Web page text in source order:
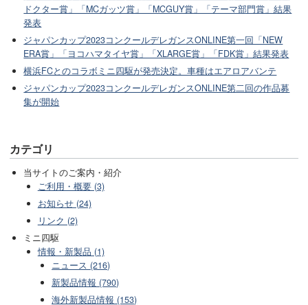
ドクター賞」「MCガッツ賞」「MCGUY賞」「テーマ部門賞」結果
発表
ジャパンカップ2023コンクールデレガンスONLINE第一回「NEW
ERA賞」「ヨコハマタイヤ賞」「XLARGE賞」「FDK賞」結果発表
横浜FCとのコラボミニ四駆が発売決定。車種はエアロアバンテ
ジャパンカップ2023コンクールデレガンスONLINE第二回の作品募
集が開始
カテゴリ
当サイトのご案内・紹介
ご利用・概要 (3)
お知らせ (24)
リンク (2)
ミニ四駆
情報・新製品 (1)
ニュース (216)
新製品情報 (790)
海外新製品情報 (153)